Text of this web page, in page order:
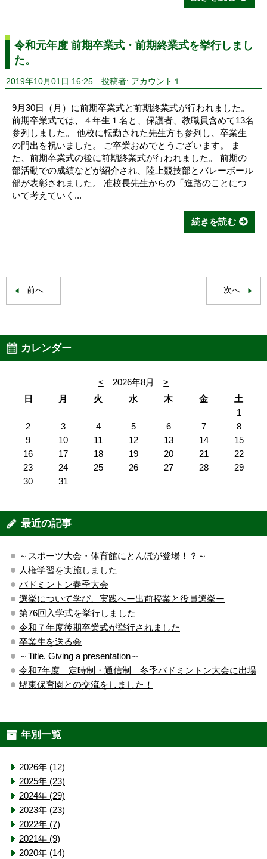
令和元年度 前期卒業式・前期終業式を挙行しまし
た。
2019年10月01日 16:25 投稿者: アカウント１
9月30日（月）に前期卒業式と前期終業式が行われました。
前期卒業式では、４年生１名と、保護者、教職員含めて13名
参列しました。 他校に転勤された先生方も参列し、卒業生
の門出を祝いました。 ご卒業おめでとうございます。 ま
た、前期卒業式の後に前期終業式が行われました。 前期の
部活動での成績などが紹介され、陸上競技部とバレーボール
部が表彰されました。 准校長先生からの「進路のことにつ
いて考えていく...
続きを読む
前へ 次へ
カレンダー
< 2026年8月
>
日
月 火 水 木 金
土
1
2
3 4 5 6 7
8
9
10 11 12 13 14
15
16
17 18 19 20 21
22
23
24 25 26 27 28
29
30
31
最近の記事
～スポーツ大会・体育館にとんぼが登場！？～
人権学習を実施しました
バドミントン春季大会
選挙について学び、実践へー出前授業と役員選挙ー
第76回入学式を挙行しました
令和７年度後期卒業式が挙行されました
卒業生を送る会
～Title. Giving a presentation～
令和7年度 定時制・通信制 冬季バドミントン大会に出場
堺東保育園との交流をしました！
年別一覧
2026年 (12)
2025年 (23)
2024年 (29)
2023年 (23)
2022年 (7)
2021年 (9)
2020年 (14)